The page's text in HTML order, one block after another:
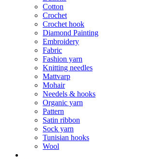
Cotton
Crochet
Crochet hook
Diamond Painting
Embroidery
Fabric
Fashion yarn
Knitting needles
Mattvarp
Mohair
Needels & hooks
Organic yarn
Pattern
Satin ribbon
Sock yarn
Tunisian hooks
Wool